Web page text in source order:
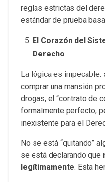
reglas estrictas del
estándar de prueba
El Corazón del
Derecho
La lógica es impecable:
comprar una mansión
drogas, el “contrato de
formalmente perfecto,
inexistente para el
No se está “quitando”
se está declarando que
legítimamente. Esta